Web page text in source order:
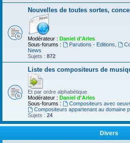
Nouvelles de toutes sortes,
Modérateur : Daniel d'Arles
Sous-forums :
Parutions - Editions
News
Sujets : 872
Liste des compositeurs de
Et par ordre alphabétique
Modérateur : Daniel d'Arles
Sous-forums :
Compositeurs avec
Compositeurs appartenant au domaine
Sujets : 24
Divers